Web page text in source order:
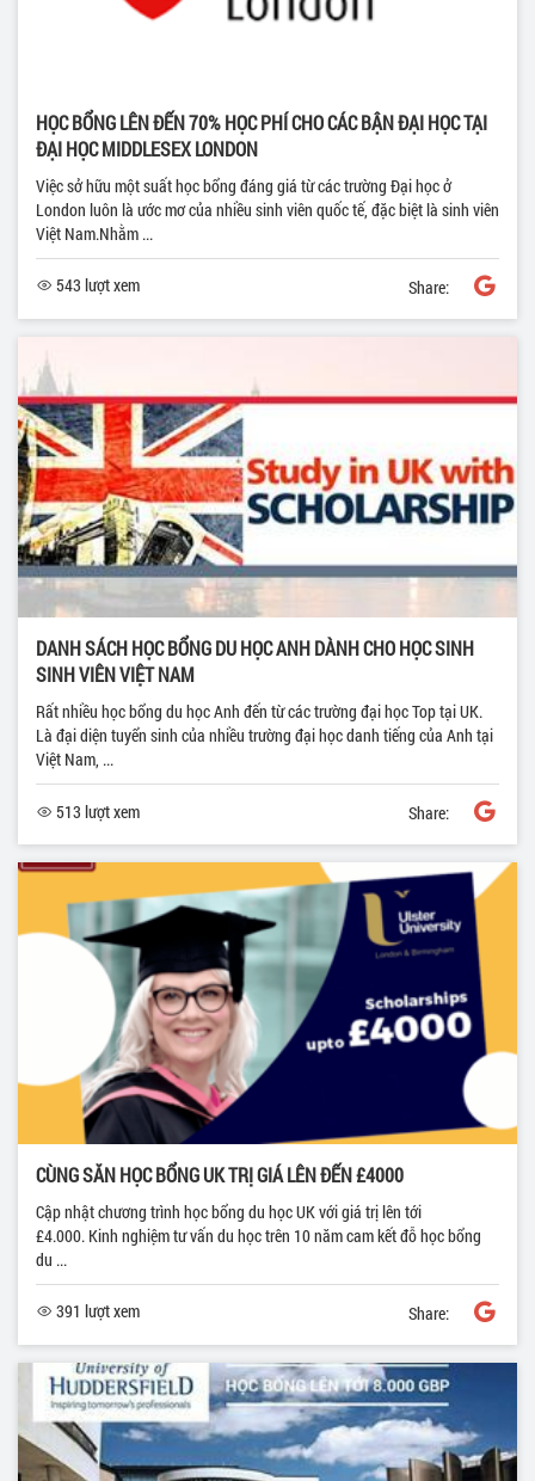
HỌC BỔNG LÊN ĐẾN 70% HỌC PHÍ CHO CÁC BẬN ĐẠI HỌC TẠI
ĐẠI HỌC MIDDLESEX LONDON
Việc sở hữu một suất học bổng đáng giá từ các trường Đại học ở
London luôn là ước mơ của nhiều sinh viên quốc tế, đặc biệt là sinh viên
Việt Nam.Nhằm ...
543 lượt xem Share:
DANH SÁCH HỌC BỔNG DU HỌC ANH DÀNH CHO HỌC SINH
SINH VIÊN VIỆT NAM
Rất nhiều học bổng du học Anh đến từ các trường đại học Top tại UK.
Là đại diện tuyển sinh của nhiều trường đại học danh tiếng của Anh tại
Việt Nam, ...
513 lượt xem Share:
CÙNG SĂN HỌC BỔNG UK TRỊ GIÁ LÊN ĐẾN £4000
Cập nhật chương trình học bổng du học UK với giá trị lên tới
£4.000. Kinh nghiệm tư vấn du học trên 10 năm cam kết đỗ học bổng
du ...
391 lượt xem Share: